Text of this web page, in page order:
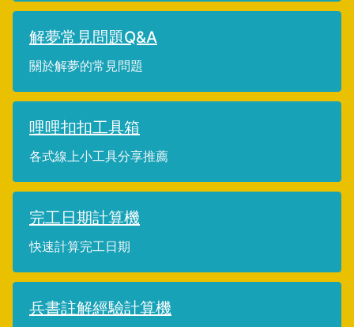
解夢常見問題Q&A
關於解夢的常見問題
哩哩扣扣工具箱
各式線上小工具分享推薦
完工日期計算機
快速計算完工日期
兵書註解經驗計算機